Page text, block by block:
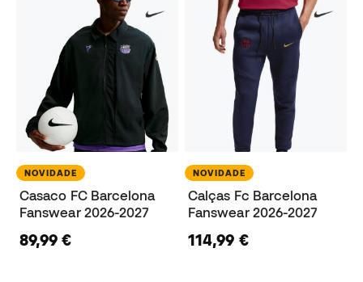
NOVIDADE
Casaco FC Barcelona
Fanswear 2026-2027
89,99 €
NOVIDADE
Calças Fc Barcelona
Fanswear 2026-2027
114,99 €